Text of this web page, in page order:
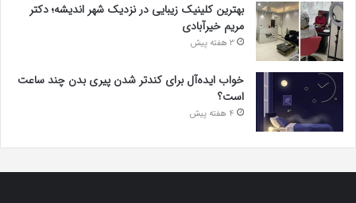
بهترین کلینیک زیبایی در نزدیک شهر اندیشه؛ دکتر
مریم خیرآبادی
3 هفته پیش
خواب ایده‌آل برای کندتر شدن پیری بدن چند ساعت
است؟
4 هفته پیش